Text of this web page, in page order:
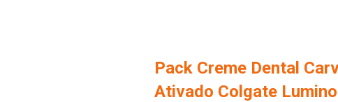
Pack Creme Dental
Ativado Colgate